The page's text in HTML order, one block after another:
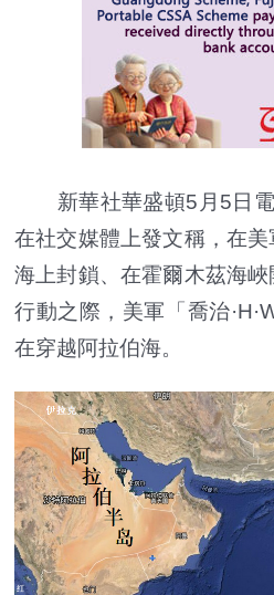
新華社華盛頓5月5日
在社交媒體上發文稱，在
海上封鎖、在霍爾木茲海
行動之際，美軍「喬治
在穿越阿拉伯海。